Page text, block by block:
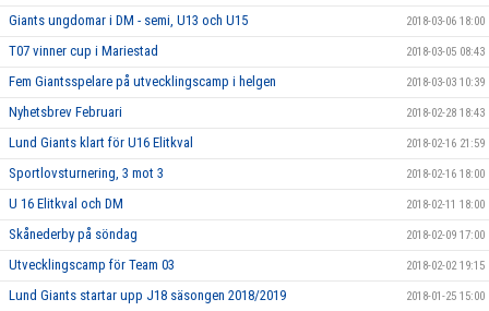
Giants ungdomar i DM - semi, U13 och U15 2018-03-06 18:00
T07 vinner cup i Mariestad 2018-03-05 08:43
Fem Giantsspelare på utvecklingscamp i helgen 2018-03-03 10:39
Nyhetsbrev Februari 2018-02-28 18:43
Lund Giants klart för U16 Elitkval 2018-02-16 21:59
Sportlovsturnering, 3 mot 3 2018-02-16 18:00
U 16 Elitkval och DM 2018-02-11 18:00
Skånederby på söndag 2018-02-09 17:00
Utvecklingscamp för Team 03 2018-02-02 19:15
Lund Giants startar upp J18 säsongen 2018/2019 2018-01-25 15:00